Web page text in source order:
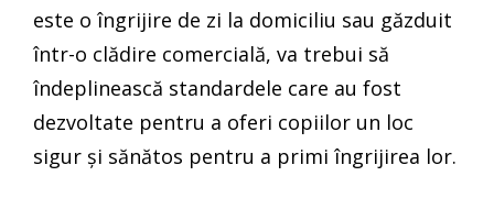
este o îngrijire de zi la domiciliu sau găzduit
într-o clădire comercială, va trebui să
îndeplinească standardele care au fost
dezvoltate pentru a oferi copiilor un loc
sigur și sănătos pentru a primi îngrijirea lor.